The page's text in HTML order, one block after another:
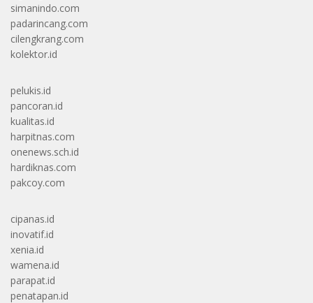
simanindo.com
padarincang.com
cilengkrang.com
kolektor.id
pelukis.id
pancoran.id
kualitas.id
harpitnas.com
onenews.sch.id
hardiknas.com
pakcoy.com
cipanas.id
inovatif.id
xenia.id
wamena.id
parapat.id
penatapan.id